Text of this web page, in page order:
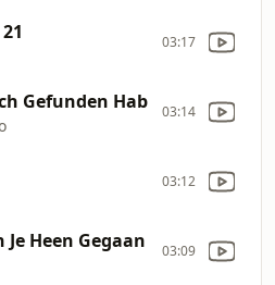
03:17
Gefunden Hab 03:14
03:12
Heen Gegaan 03:09